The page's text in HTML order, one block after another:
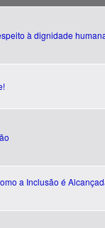
à dignidade
a Inclusão é